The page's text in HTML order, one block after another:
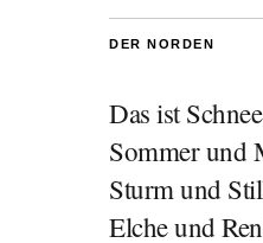
DER NORDEN
Das ist
Sommer und
Sturm und
Elche und